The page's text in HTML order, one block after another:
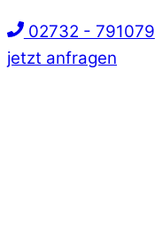
02732 - 791079
jetzt anfragen